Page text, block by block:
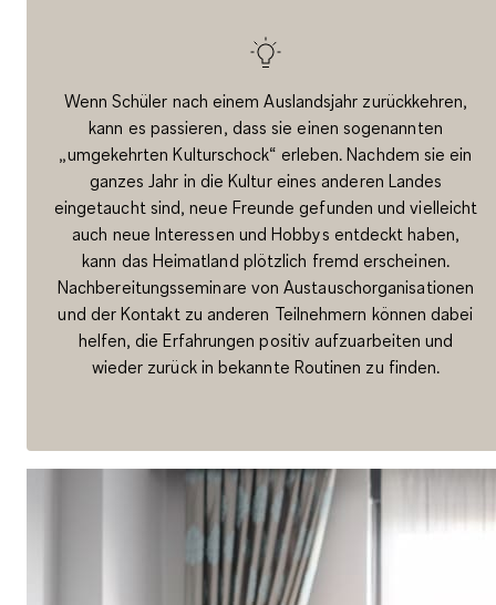
Wenn Schüler nach einem Auslandsjahr zurückkehren,
kann es passieren, dass sie einen sogenannten
„umgekehrten Kulturschock“ erleben. Nachdem sie ein
ganzes Jahr in die Kultur eines anderen Landes
eingetaucht sind, neue Freunde gefunden und vielleicht
auch neue Interessen und Hobbys entdeckt haben,
kann das Heimatland plötzlich fremd erscheinen.
Nachbereitungsseminare von Austauschorganisationen
und der Kontakt zu anderen Teilnehmern können dabei
helfen, die Erfahrungen positiv aufzuarbeiten und
wieder zurück in bekannte Routinen zu finden.